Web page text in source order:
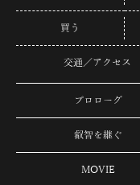
買う
交通／アクセス
プロローグ
叡智を継ぐ
MOVIE